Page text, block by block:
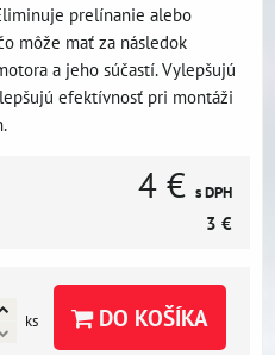
prelínanie alebo
môže mať za následok
a jeho súčastí. Vylepšujú
efektívnosť pri montáži
4 € s DPH
3 €
ks DO KOŠÍKA